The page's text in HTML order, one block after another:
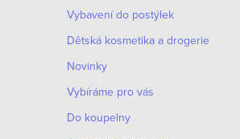
Vybavení do postýlek
Dětská kosmetika a drogerie
Novinky
Vybíráme pro vás
Do koupelny